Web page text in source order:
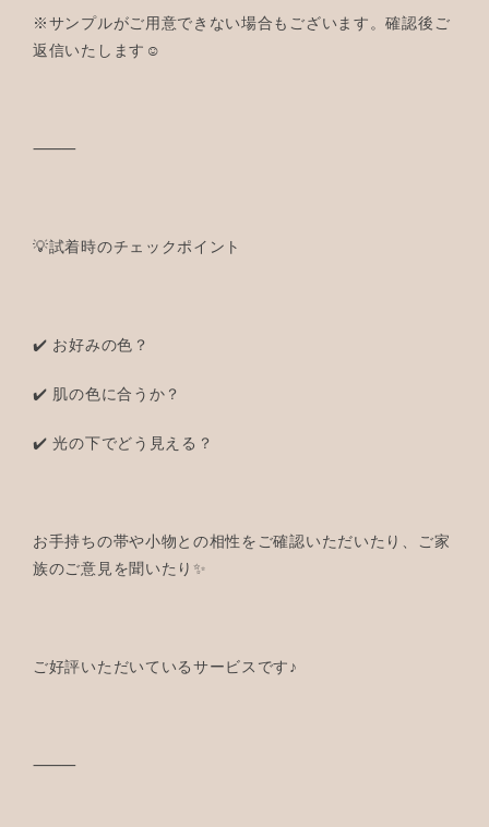
※サンプルがご用意できない場合もございます。確認後ご
返信いたします☺️
⸻
💡試着時のチェックポイント
✔️ お好みの色？
✔️ 肌の色に合うか？
✔️ 光の下でどう見える？
お手持ちの帯や小物との相性をご確認いただいたり、ご家
族のご意見を聞いたり✨
ご好評いただいているサービスです♪
⸻